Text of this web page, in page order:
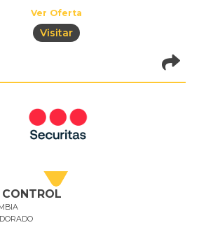
Ver Oferta
Visitar
of=1073